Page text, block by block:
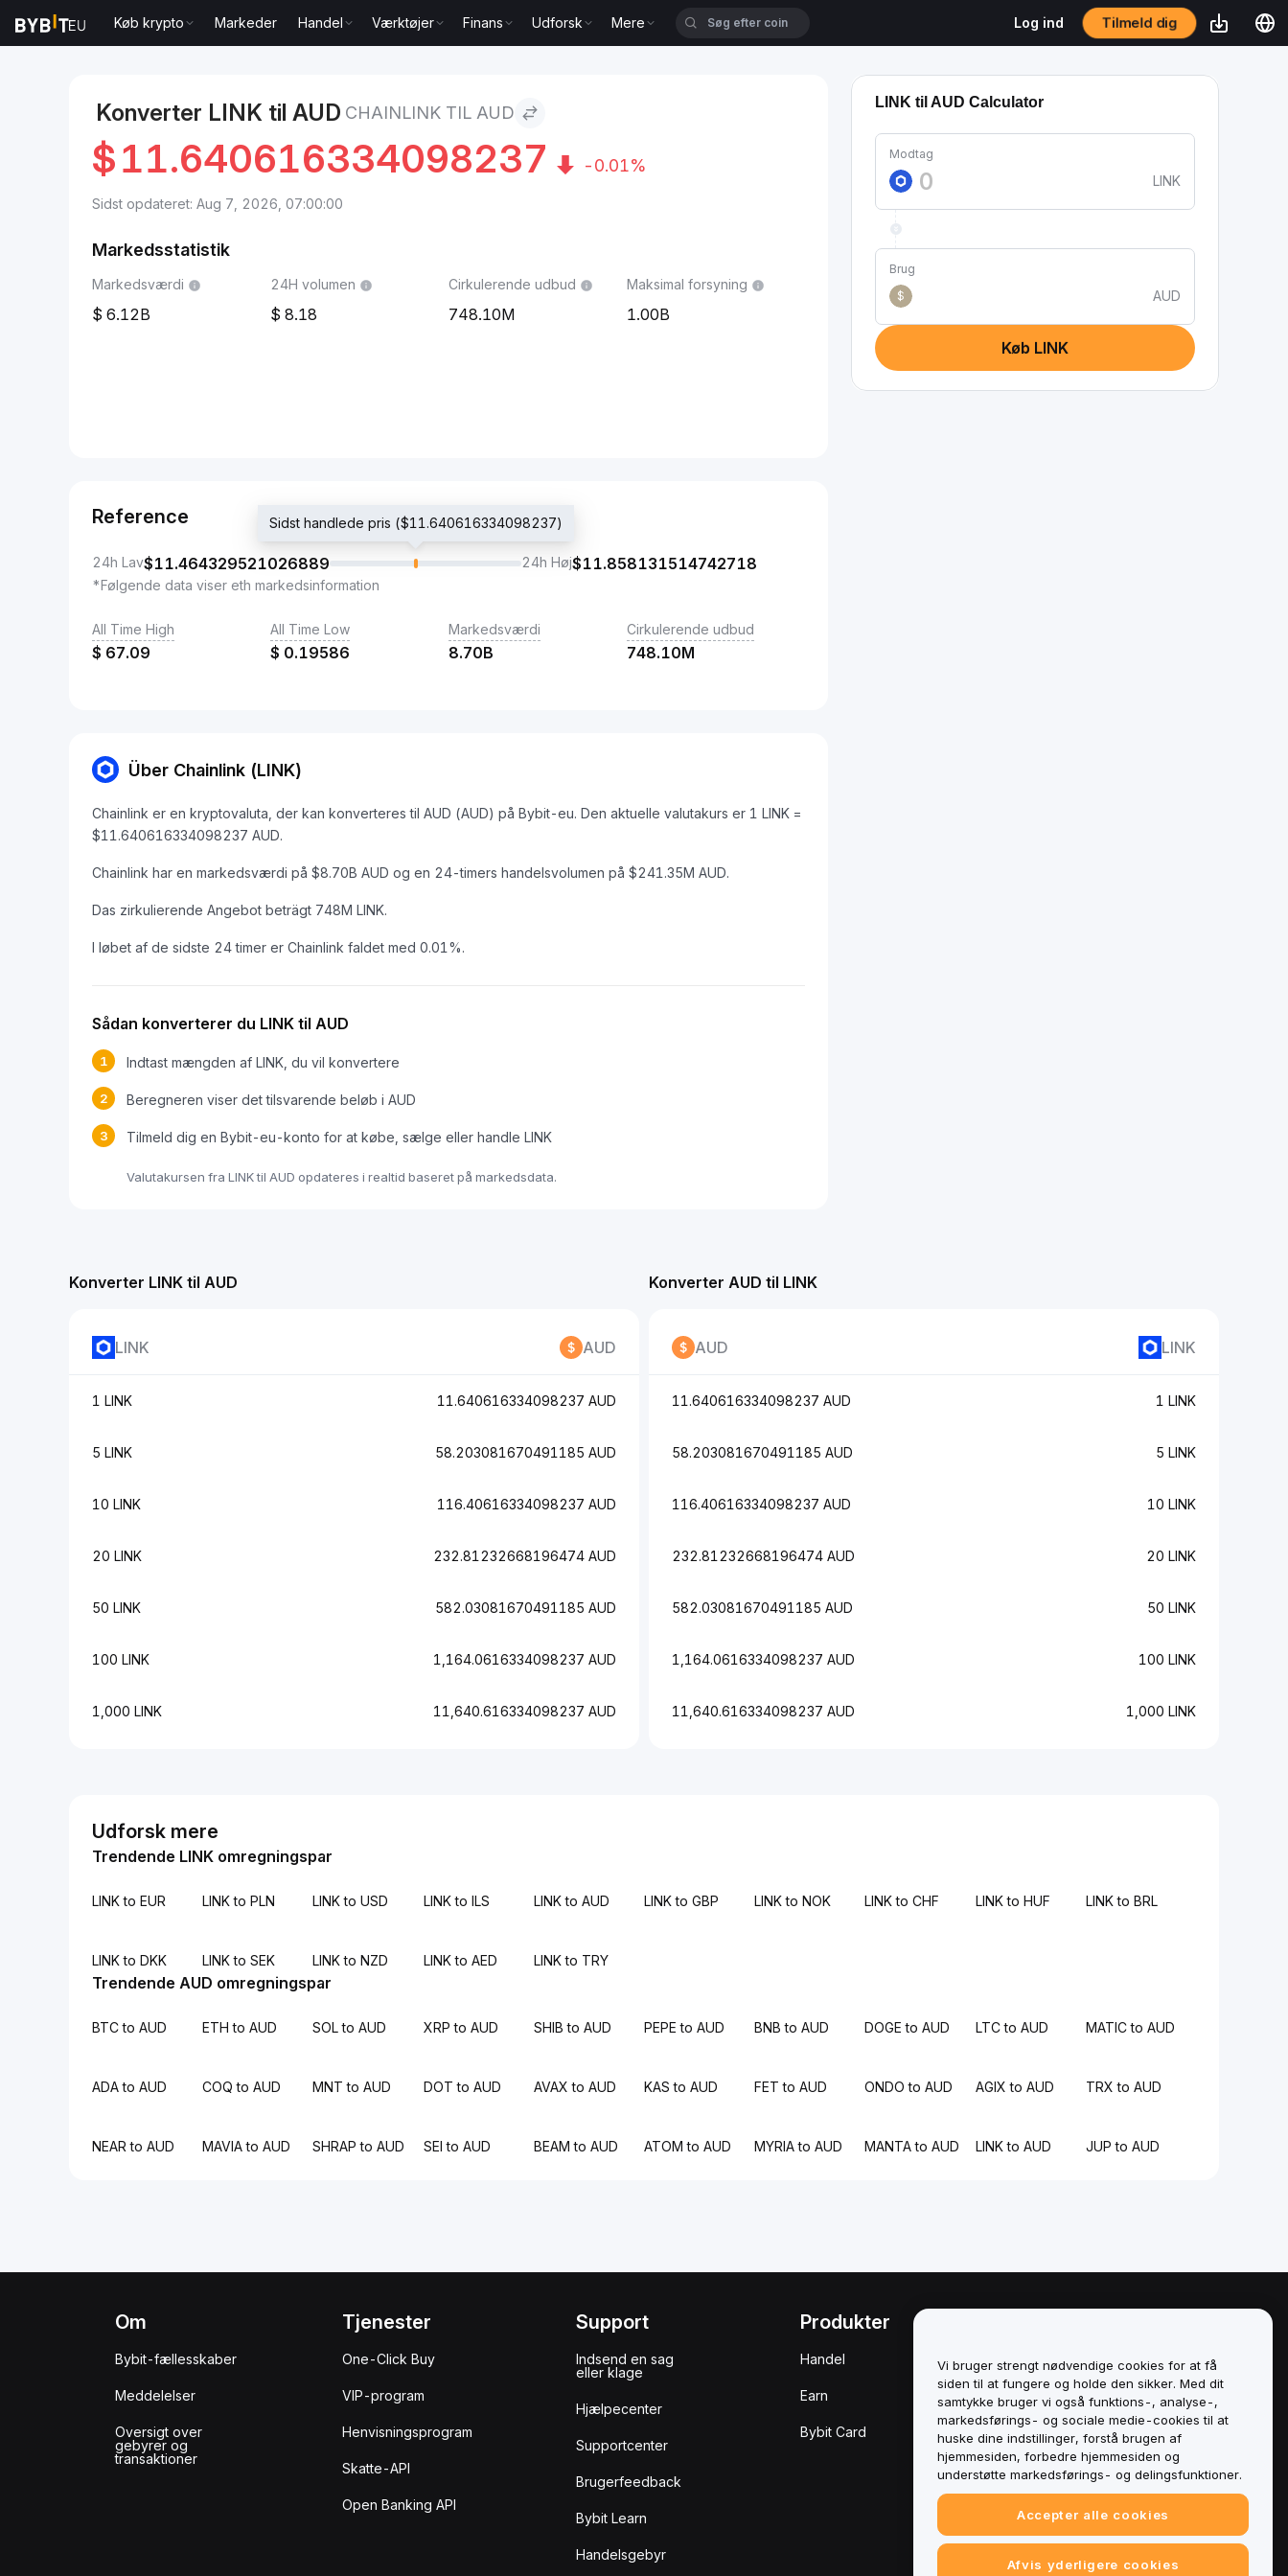
Køb krypto Markeder Handel Værktøjer Finans Udforsk Mere Log ind Tilmeld dig
Konverter LINK til AUD CHAINLINK TIL AUD
$11.640616334098237 -0.01%
Sidst opdateret: Aug 7, 2026, 07:00:00
Markedsstatistik
Markedsværdi
6.12B
24H volumen
8.18
Cirkulerende udbud
748.10M
Maksimal forsyning
1.00B
Reference
24h Lav$11.464329521026889
Sidst handlede pris ($11.640616334098237)
24h Høj$11.858131514742718
*Følgende data viser eth markedsinformation
All Time High
$ 67.09
All Time Low
$ 0.19586
Markedsværdi
8.70B
Cirkulerende udbud
748.10M
Über Chainlink (LINK)
Chainlink er en kryptovaluta, der kan konverteres til AUD (AUD) på Bybit-eu. Den aktuelle valutakurs er 1 LINK =
$11.640616334098237 AUD.
Chainlink har en markedsværdi på $8.70B AUD og en 24-timers handelsvolumen på $241.35M AUD.
Das zirkulierende Angebot beträgt 748M LINK.
I løbet af de sidste 24 timer er Chainlink faldet med 0.01%.
Sådan konverterer du LINK til AUD
1 Indtast mængden af LINK, du vil konvertere
2 Beregneren viser det tilsvarende beløb i AUD
3 Tilmeld dig en Bybit-eu-konto for at købe, sælge eller handle LINK
Valutakursen fra LINK til AUD opdateres i realtid baseret på markedsdata.
LINK til AUD Calculator
Modtag
LINK
Brug
$
AUD
Køb LINK
Konverter LINK til AUD
LINK AUD
1 LINK 11.640616334098237 AUD
5 LINK 58.203081670491185 AUD
10 LINK 116.40616334098237 AUD
20 LINK 232.81232668196474 AUD
50 LINK 582.03081670491185 AUD
100 LINK 1,164.0616334098237 AUD
1,000 LINK 11,640.616334098237 AUD
Konverter AUD til LINK
AUD LINK
11.640616334098237 AUD 1 LINK
58.203081670491185 AUD 5 LINK
116.40616334098237 AUD 10 LINK
232.81232668196474 AUD 20 LINK
582.03081670491185 AUD 50 LINK
1,164.0616334098237 AUD 100 LINK
11,640.616334098237 AUD 1,000 LINK
Udforsk mere
Trendende LINK omregningspar
LINK to EUR LINK to PLN LINK to USD LINK to ILS LINK to AUD LINK to GBP LINK to NOK LINK to CHF LINK to HUF LINK to BRL
LINK to DKK LINK to SEK LINK to NZD LINK to AED LINK to TRY
Trendende AUD omregningspar
BTC to AUD ETH to AUD SOL to AUD XRP to AUD SHIB to AUD PEPE to AUD BNB to AUD DOGE to AUD LTC to AUD MATIC to AUD
ADA to AUD COQ to AUD MNT to AUD DOT to AUD AVAX to AUD KAS to AUD FET to AUD ONDO to AUD AGIX to AUD TRX to AUD
NEAR to AUD MAVIA to AUD SHRAP to AUD SEI to AUD BEAM to AUD ATOM to AUD MYRIA to AUD MANTA to AUD LINK to AUD JUP to AUD
Om
Bybit-fællesskaber
Meddelelser
Oversigt over
gebyrer og
transaktioner
Tjenester
One-Click Buy
VIP-program
Henvisningsprogram
Skatte-API
Open Banking API
Support
Indsend en sag
eller klage
Hjælpecenter
Supportcenter
Brugerfeedback
Bybit Learn
Handelsgebyr
Produkter
Handel
Earn
Bybit Card
Politik om
interessekonflikter
Oversigt over politikken for
opbevaring og
administration
ESG-oplysninger
Crypto-Asset White Papers
Vi bruger strengt nødvendige cookies for at få
siden til at fungere og holde den sikker. Med dit
samtykke bruger vi også funktions-, analyse-,
markedsførings- og sociale medie-cookies til at
huske dine indstillinger, forstå brugen af
hjemmesiden, forbedre hjemmesiden og
understøtte markedsførings- og delingsfunktioner.
Accepter alle cookies
Afvis yderligere cookies